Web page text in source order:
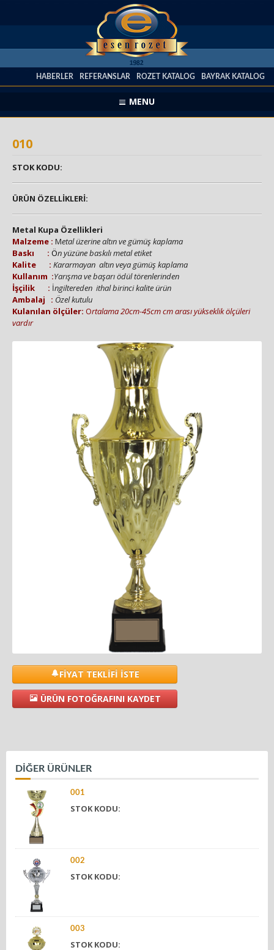
HABERLER REFERANSLAR ROZET KATALOG BAYRAK KATALOG
MENU
010
STOK KODU:
ÜRÜN ÖZELLİKLERİ:
Metal Kupa Özellikleri
Malzeme : Metal üzerine altın ve gümüş kaplama
Baskı : Ön yüzüne baskılı metal etiket
Kalite : Kararmayan altın veya gümüş kaplama
Kullanım :Yarışma ve başarı ödül törenlerinden
İşçilik : İngiltereden ithal birinci kalite ürün
Ambalaj : Özel kutulu
Kulanılan ölçüler: Ortalama 20cm-45cm cm arası yükseklik ölçüleri
vardır
FİYAT TEKLİFİ İSTE
ÜRÜN FOTOĞRAFINI KAYDET
DİĞER ÜRÜNLER
001
STOK KODU:
002
STOK KODU:
003
STOK KODU: